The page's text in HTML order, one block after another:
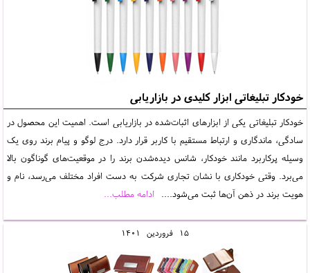
خودکار تبلیغاتی ابزار کلیدی در بازاریابی
خودکار تبلیغاتی یکی از ابزارهای اثبات‌شده در بازاریابی است. اهمیت این محصول در
سادگی، ماندگاری و ارتباط مستقیم با کاربر قرار دارد. درج لوگو و پیام برند روی یک
وسیله پرکاربرد مانند خودکار، شانس دیده‌شدن برند را در موقعیت‌های گوناگون بالا
می‌برد. وقتی خودکاری با نشان تجاری شرکت به دست افراد مختلف می‌رسد، نام و
هویت برند در ذهن آن‌ها ثبت می‌شود.... ادامه مطلب...
15 فروردين 1401